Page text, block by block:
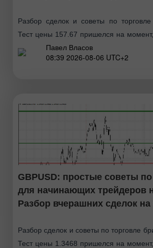
Разбор сделок и советы по
Тест цены 157.67 пришелся на момент,
MACD только начинал движение
отметки, что стало подтверждением
Павел Власов
08:39 2026-08-06 UTC+2
GBPUSD: простые советы
для начинающих трейдеров
Разбор вчерашних сделок
Разбор сделок и советы по торговле
Тест цены 1.3468 пришелся на момент,